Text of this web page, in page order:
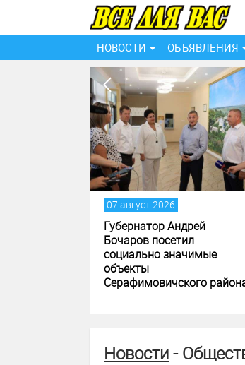
НОВОСТИ ОБЪЯВЛЕНИЯ
07 август 2026
Губернатор Андрей
Бочаров посетил
социально значимые
объекты
Серафимовичского
Новости-